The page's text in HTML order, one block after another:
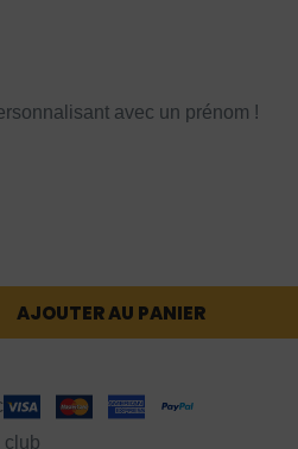
avec un prénom !
AJOUTER AU PANIER
club